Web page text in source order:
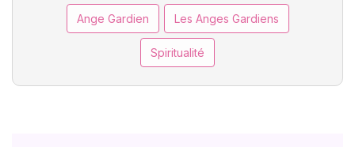
Ange Gardien Les Anges Gardiens
Spiritualité